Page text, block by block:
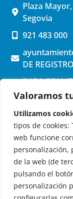
Valoramos
Utilizamos
tipos de cookies:
web funcione
personalización,
de la web (de
pulsando el
personalización
Plaza
Segovia
921 483 000
DE
PARA
OTERO DE